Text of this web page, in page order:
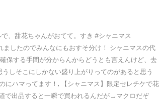
、甜花ちゃんがおてて。すき #シャニマス
したのでみんなにもおすそ分け！ シャニマスの代
保する手間が分からんからどうとも言えんけど、去
しそこにしかない盛り上がりってのがあると思う
にハマってます！, 【シャニマス】限定セレチケで花
で出品すると一瞬で買われるんだが→マクロだぞ